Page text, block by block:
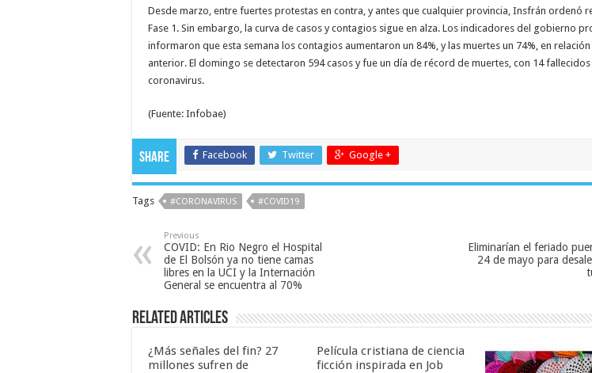
Desde marzo, entre fuertes protestas en contra, y antes que cualquier provincia, Insfrán ordenó
Fase 1. Sin embargo, la curva de casos y contagios sigue en alza. Los indicadores del gobierno
informaron que esta semana los contagios aumentaron un 84%, y las muertes un 74%, en relación
anterior. El domingo se detectaron 594 casos y fue un día de récord de muertes, con 14
coronavirus.
(Fuente: Infobae)
Share Facebook Twitter Google +
Tags #CORONAVIRUS #COVID19
Previous
COVID: En Rio Negro el Hospital
de El Bolsón ya no tiene camas
libres en la UCI y la Internación
General se encuentra al 70%
Eliminarían el feriado
24 de mayo para
Related Articles
¿Más señales del fin? 27
millones sufren de
Película cristiana de ciencia
ficción inspirada en Job